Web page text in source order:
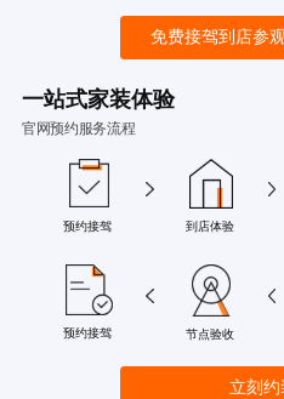
免费接驾到店参
一站式家装体验
官网预约服务流程
预约接驾 到店体验
预约接驾 节点验收
立刻